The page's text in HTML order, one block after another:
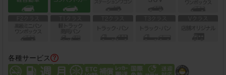
各種サービス